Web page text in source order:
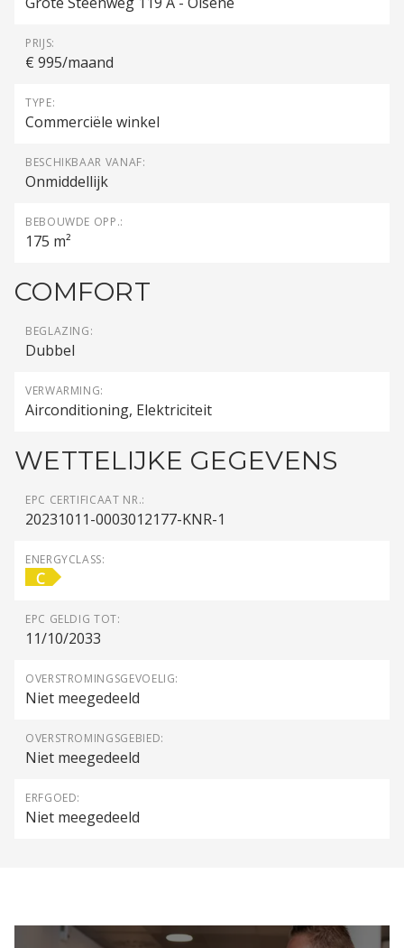
PRIJS:
€ 995/maand
TYPE:
Commerciële winkel
BESCHIKBAAR VANAF:
Onmiddellijk
BEBOUWDE OPP.:
175 m²
COMFORT
BEGLAZING:
Dubbel
VERWARMING:
Airconditioning, Elektriciteit
WETTELIJKE GEGEVENS
EPC CERTIFICAAT NR.:
20231011-0003012177-KNR-1
ENERGYCLASS:
C
EPC GELDIG TOT:
11/10/2033
OVERSTROMINGSGEVOELIG:
Niet meegedeeld
OVERSTROMINGSGEBIED:
Niet meegedeeld
ERFGOED:
Niet meegedeeld